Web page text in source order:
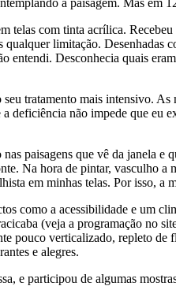
telas com tinta acrílica.
limitação.
entendi. Desconhecia quais
tratamento mais intensivo.
deficiência não impede que eu
paisagens que vê da janela
Na hora de pintar, vasculho
em minhas telas. Por isso,
como a acessibilidade e um
(veja a programação no
pouco verticalizado, repleto
e alegres.
e participou de algumas